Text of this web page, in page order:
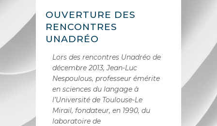
OUVERTURE DES
RENCONTRES
UNADRÉO
Lors des rencontres Unadréo de
décembre 2013, Jean-Luc
Nespoulous, professeur émérite
en sciences du langage à
l’Université de Toulouse-Le
Mirail, fondateur, en 1990, du
laboratoire de